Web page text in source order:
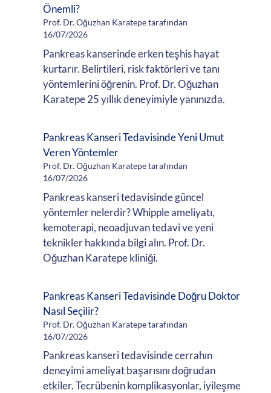
Önemli?
Prof. Dr. Oğuzhan Karatepe tarafından
16/07/2026
Pankreas kanserinde erken teşhis hayat
kurtarır. Belirtileri, risk faktörleri ve tanı
yöntemlerini öğrenin. Prof. Dr. Oğuzhan
Karatepe 25 yıllık deneyimiyle yanınızda.
Pankreas Kanseri Tedavisinde Yeni Umut
Veren Yöntemler
Prof. Dr. Oğuzhan Karatepe tarafından
16/07/2026
Pankreas kanseri tedavisinde güncel
yöntemler nelerdir? Whipple ameliyatı,
kemoterapi, neoadjuvan tedavi ve yeni
teknikler hakkında bilgi alın. Prof. Dr.
Oğuzhan Karatepe kliniği.
Pankreas Kanseri Tedavisinde Doğru Doktor
Nasıl Seçilir?
Prof. Dr. Oğuzhan Karatepe tarafından
16/07/2026
Pankreas kanseri tedavisinde cerrahın
deneyimi ameliyat başarısını doğrudan
etkiler. Tecrübenin komplikasyonlar, iyileşme